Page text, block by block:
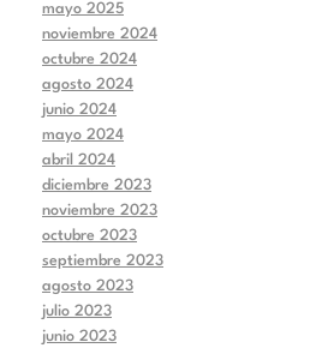
mayo 2025
noviembre 2024
octubre 2024
agosto 2024
junio 2024
mayo 2024
abril 2024
diciembre 2023
noviembre 2023
octubre 2023
septiembre 2023
agosto 2023
julio 2023
junio 2023